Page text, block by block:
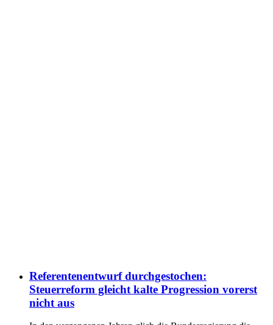
Referentenentwurf durchgestochen:
Steuerreform gleicht kalte Progression vorerst
nicht aus